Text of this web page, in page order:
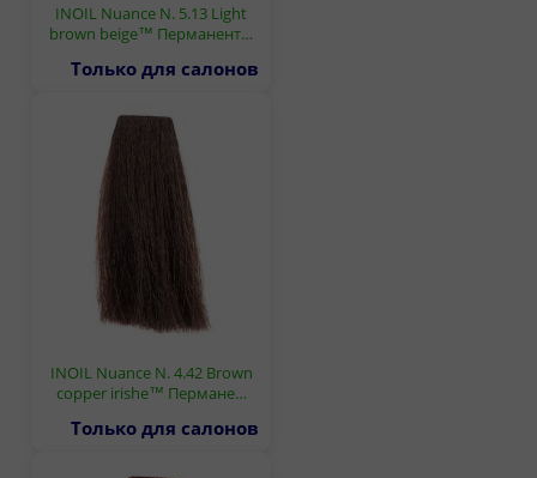
INOIL Nuance N. 5.13 Light
brown beige™ Перманент…
Только для салонов
INOIL Nuance N. 4.42 Brown
copper irishe™ Пермане…
Только для салонов